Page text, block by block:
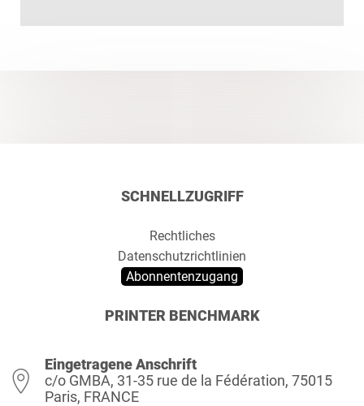
SCHNELLZUGRIFF
Rechtliches
Datenschutzrichtlinien
Abonnentenzugang
PRINTER BENCHMARK
Eingetragene Anschrift
c/o GMBA, 31-35 rue de la Fédération, 75015
Paris, FRANCE